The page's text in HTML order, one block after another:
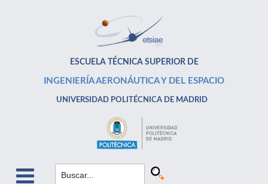
ESCUELA TÉCNICA SUPERIOR DE
INGENIERÍA AERONÁUTICA Y DEL ESPACIO
UNIVERSIDAD POLITÉCNICA DE MADRID